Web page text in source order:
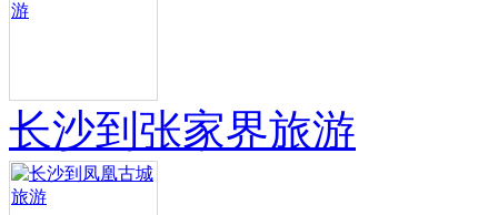
长沙到张家界旅游